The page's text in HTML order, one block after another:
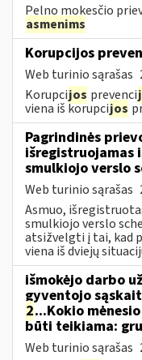
Pelno mokesčio
asmenims
Korupcijos
Web turinio sąrašas
Korupcijos prevenci
viena iš korupcijos
Pagrindinės
išregistruojamas
smulkiojo verslo
Web turinio sąrašas
Asmuo,
smulkiojo verslo
atsižvelgti į tai, kad
viena iš dviejų
išmokėjo darbo
gyventojo
2...Kokio
būti teikiama:
Web turinio sąrašas